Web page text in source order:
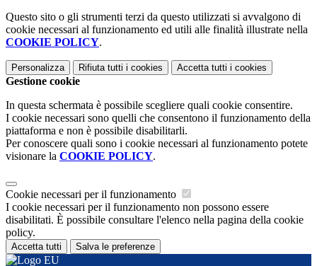
Questo sito o gli strumenti terzi da questo utilizzati si avvalgono di
cookie necessari al funzionamento ed utili alle finalità illustrate nella
COOKIE POLICY.
Personalizza Rifiuta tutti i cookies Accetta tutti i cookies
Gestione cookie
In questa schermata è possibile scegliere quali cookie consentire.
I cookie necessari sono quelli che consentono il funzionamento della
piattaforma e non è possibile disabilitarli.
Per conoscere quali sono i cookie necessari al funzionamento potete
visionare la COOKIE POLICY.
Cookie necessari per il funzionamento
I cookie necessari per il funzionamento non possono essere
disabilitati. È possibile consultare l'elenco nella pagina della cookie
policy.
Accetta tutti Salva le preferenze